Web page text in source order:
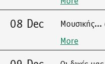
08 Dec
More